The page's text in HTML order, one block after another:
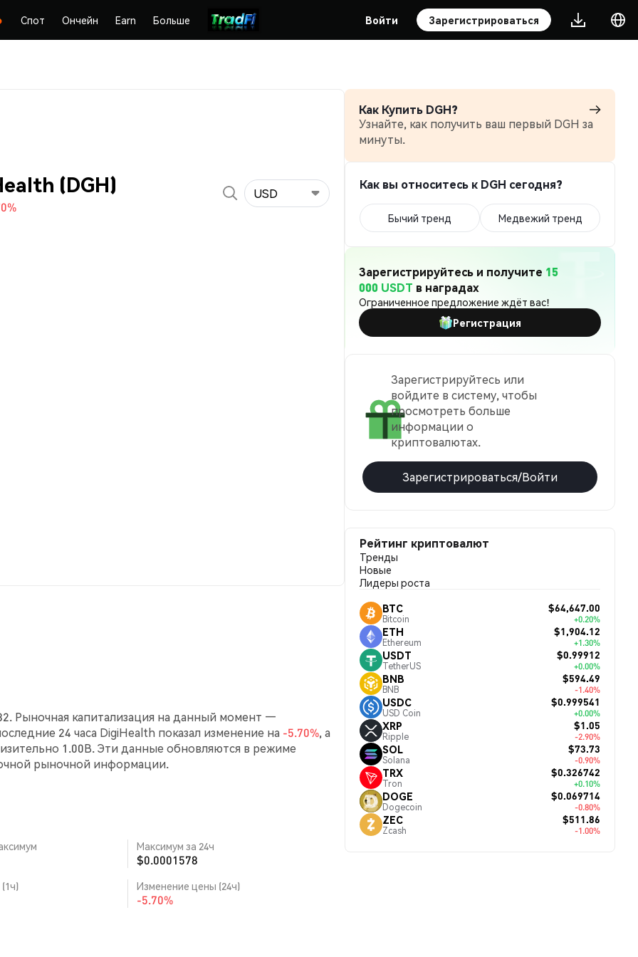
Спот Ончейн Earn Больше Войти Зарегистрироваться
(DGH) USD
Рыночная капитализация на данный момент —
24 часа DigiHealth показал изменение на -5.70%, а
1.00B. Эти данные обновляются в режиме
рыночной информации.
Максимум за 24ч
$0.0001578
Изменение цены (24ч)
-5.70%
Как Купить DGH?
Узнайте, как получить ваш первый DGH за
минуты.
Как вы относитесь к DGH сегодня?
Бычий тренд Медвежий тренд
Зарегистрируйтесь и получите 15
000 USDT в наградах
Ограниченное предложение ждёт вас!
Регистрация
Зарегистрируйтесь или
войдите в систему, чтобы
просмотреть больше
информации о
криптовалютах.
Зарегистрироваться/Войти
Рейтинг криптовалют
Тренды
Новые
Лидеры роста
BTC
Bitcoin
$64,647.00
+0.20%
ETH
Ethereum
$1,904.12
+1.30%
USDT
TetherUS
$0.99912
+0.00%
BNB
BNB
$594.49
-1.40%
USDC
USD Coin
$0.999541
+0.00%
XRP
Ripple
$1.05
-2.90%
SOL
Solana
$73.73
-0.90%
TRX
Tron
$0.326742
+0.10%
DOGE
Dogecoin
$0.069714
-0.80%
ZEC
Zcash
$511.86
-1.00%